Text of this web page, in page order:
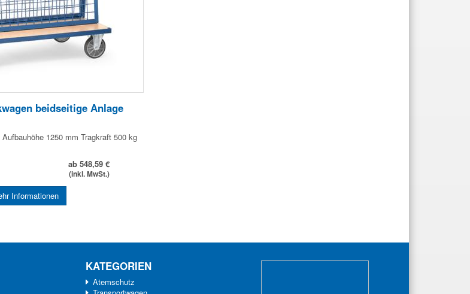
beidseitige Anlage
1250 mm Tragkraft 500 kg
ab 548,59 €
(inkl. MwSt.)
Informationen
KATEGORIEN
Atemschutz